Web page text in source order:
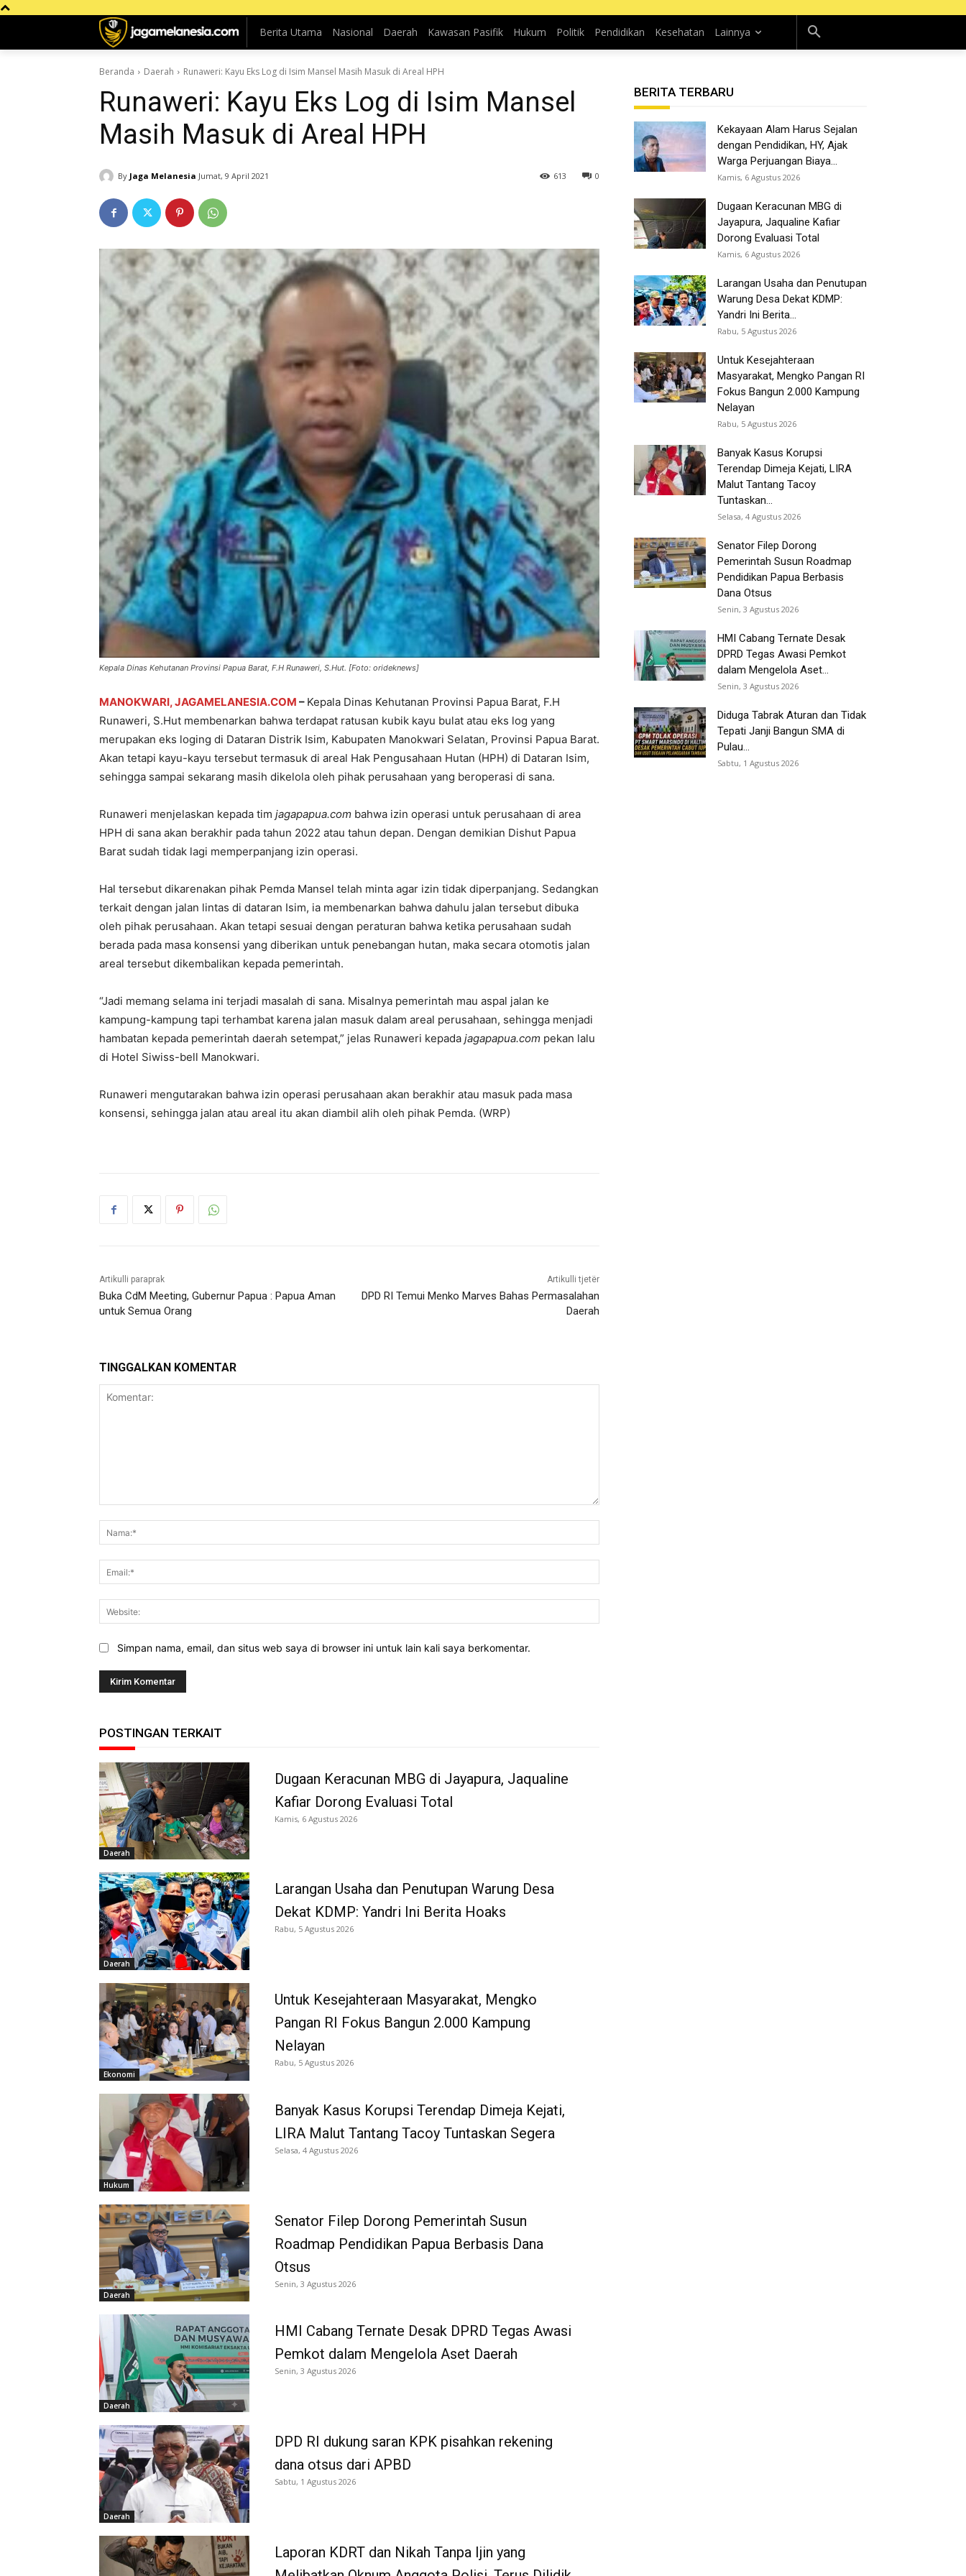
Berita Utama Nasional Daerah Kawasan Pasifik Hukum Politik Pendidikan Kesehatan Lainnya
Beranda Daerah Runaweri: Kayu Eks Log di Isim Mansel Masih Masuk di Areal HPH
Runaweri: Kayu Eks Log di Isim Mansel
Masih Masuk di Areal HPH
By Jaga Melanesia Jumat, 9 April 2021 0
613
Kepala Dinas Kehutanan Provinsi Papua Barat, F.H Runaweri, S.Hut. [Foto: orideknews]
MANOKWARI, JAGAMELANESIA.COM – Kepala Dinas Kehutanan Provinsi Papua Barat, F.H
Runaweri, S.Hut membenarkan bahwa terdapat ratusan kubik kayu bulat atau eks log yang
merupakan eks loging di Dataran Distrik Isim, Kabupaten Manokwari Selatan, Provinsi Papua Barat.
Akan tetapi kayu-kayu tersebut termasuk di areal Hak Pengusahaan Hutan (HPH) di Dataran Isim,
sehingga sampai sekarang masih dikelola oleh pihak perusahaan yang beroperasi di sana.
Runaweri menjelaskan kepada tim jagapapua.com bahwa izin operasi untuk perusahaan di area
HPH di sana akan berakhir pada tahun 2022 atau tahun depan. Dengan demikian Dishut Papua
Barat sudah tidak lagi memperpanjang izin operasi.
Hal tersebut dikarenakan pihak Pemda Mansel telah minta agar izin tidak diperpanjang. Sedangkan
terkait dengan jalan lintas di dataran Isim, ia membenarkan bahwa dahulu jalan tersebut dibuka
oleh pihak perusahaan. Akan tetapi sesuai dengan peraturan bahwa ketika perusahaan sudah
berada pada masa konsensi yang diberikan untuk penebangan hutan, maka secara otomotis jalan
areal tersebut dikembalikan kepada pemerintah.
“Jadi memang selama ini terjadi masalah di sana. Misalnya pemerintah mau aspal jalan ke
kampung-kampung tapi terhambat karena jalan masuk dalam areal perusahaan, sehingga menjadi
hambatan kepada pemerintah daerah setempat,” jelas Runaweri kepada jagapapua.com pekan lalu
di Hotel Siwiss-bell Manokwari.
Runaweri mengutarakan bahwa izin operasi perusahaan akan berakhir atau masuk pada masa
konsensi, sehingga jalan atau areal itu akan diambil alih oleh pihak Pemda. (WRP)
Artikulli paraprak
Buka CdM Meeting, Gubernur Papua : Papua Aman
untuk Semua Orang
Artikulli tjetër
DPD RI Temui Menko Marves Bahas Permasalahan
Daerah
TINGGALKAN KOMENTAR
Simpan nama, email, dan situs web saya di browser ini untuk lain kali saya berkomentar.
POSTINGAN TERKAIT
Daerah
Dugaan Keracunan MBG di Jayapura, Jaqualine
Kafiar Dorong Evaluasi Total
Kamis, 6 Agustus 2026
Daerah
Larangan Usaha dan Penutupan Warung Desa
Dekat KDMP: Yandri Ini Berita Hoaks
Rabu, 5 Agustus 2026
Ekonomi
Untuk Kesejahteraan Masyarakat, Mengko
Pangan RI Fokus Bangun 2.000 Kampung
Nelayan
Rabu, 5 Agustus 2026
Hukum
Banyak Kasus Korupsi Terendap Dimeja Kejati,
LIRA Malut Tantang Tacoy Tuntaskan Segera
Selasa, 4 Agustus 2026
Daerah
Senator Filep Dorong Pemerintah Susun
Roadmap Pendidikan Papua Berbasis Dana
Otsus
Senin, 3 Agustus 2026
Daerah
HMI Cabang Ternate Desak DPRD Tegas Awasi
Pemkot dalam Mengelola Aset Daerah
Senin, 3 Agustus 2026
Daerah
DPD RI dukung saran KPK pisahkan rekening
dana otsus dari APBD
Sabtu, 1 Agustus 2026
Laporan KDRT dan Nikah Tanpa Ijin yang
BERITA TERBARU
Kekayaan Alam Harus Sejalan
dengan Pendidikan, HY, Ajak
Warga Perjuangan Biaya...
Kamis, 6 Agustus 2026
Dugaan Keracunan MBG di
Jayapura, Jaqualine Kafiar
Dorong Evaluasi Total
Kamis, 6 Agustus 2026
Larangan Usaha dan Penutupan
Warung Desa Dekat KDMP:
Yandri Ini Berita...
Rabu, 5 Agustus 2026
Untuk Kesejahteraan
Masyarakat, Mengko Pangan RI
Fokus Bangun 2.000 Kampung
Nelayan
Rabu, 5 Agustus 2026
Banyak Kasus Korupsi
Terendap Dimeja Kejati, LIRA
Malut Tantang Tacoy
Tuntaskan...
Selasa, 4 Agustus 2026
Senator Filep Dorong
Pemerintah Susun Roadmap
Pendidikan Papua Berbasis
Dana Otsus
Senin, 3 Agustus 2026
HMI Cabang Ternate Desak
DPRD Tegas Awasi Pemkot
dalam Mengelola Aset...
Senin, 3 Agustus 2026
Diduga Tabrak Aturan dan Tidak
Tepati Janji Bangun SMA di
Pulau...
Sabtu, 1 Agustus 2026